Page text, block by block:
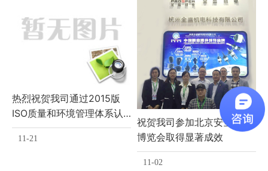
热烈祝贺我司通过2015版
ISO质量和环境管理体系认
证
11-21
祝贺我司参加北京安全产品
博览会取得显著成效
11-02